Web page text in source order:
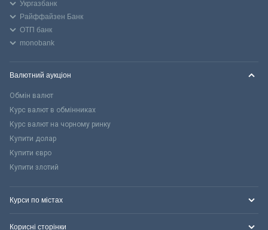
Укргазбанк
Райффайзен Банк
ОТП банк
monobank
Валютний аукціон
Обмін валют
Курс валют в обмінниках
Курс валют на чорному ринку
Купити долар
Купити євро
Купити злотий
Курси по містах
Корисні сторінки